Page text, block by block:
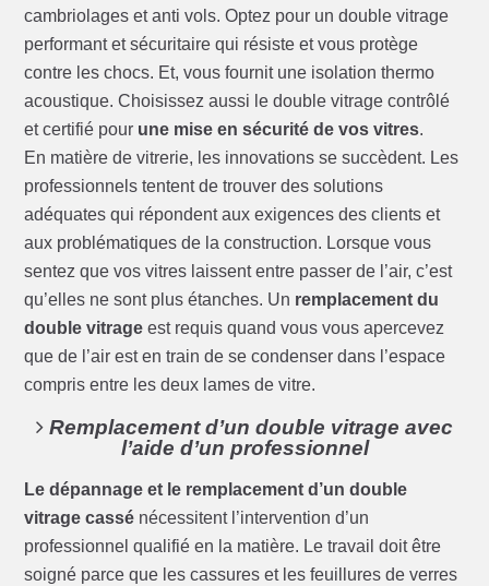
cambriolages et anti vols. Optez pour un double vitrage
performant et sécuritaire qui résiste et vous protège
contre les chocs. Et, vous fournit une isolation thermo
acoustique. Choisissez aussi le double vitrage contrôlé
et certifié pour une mise en sécurité de vos vitres.
En matière de vitrerie, les innovations se succèdent. Les
professionnels tentent de trouver des solutions
adéquates qui répondent aux exigences des clients et
aux problématiques de la construction. Lorsque vous
sentez que vos vitres laissent entre passer de l’air, c’est
qu’elles ne sont plus étanches. Un remplacement du
double vitrage est requis quand vous vous apercevez
que de l’air est en train de se condenser dans l’espace
compris entre les deux lames de vitre.
Remplacement d’un double vitrage avec
l’aide d’un professionnel
Le dépannage et le remplacement d’un double
vitrage cassé nécessitent l’intervention d’un
professionnel qualifié en la matière. Le travail doit être
soigné parce que les cassures et les feuillures de verres